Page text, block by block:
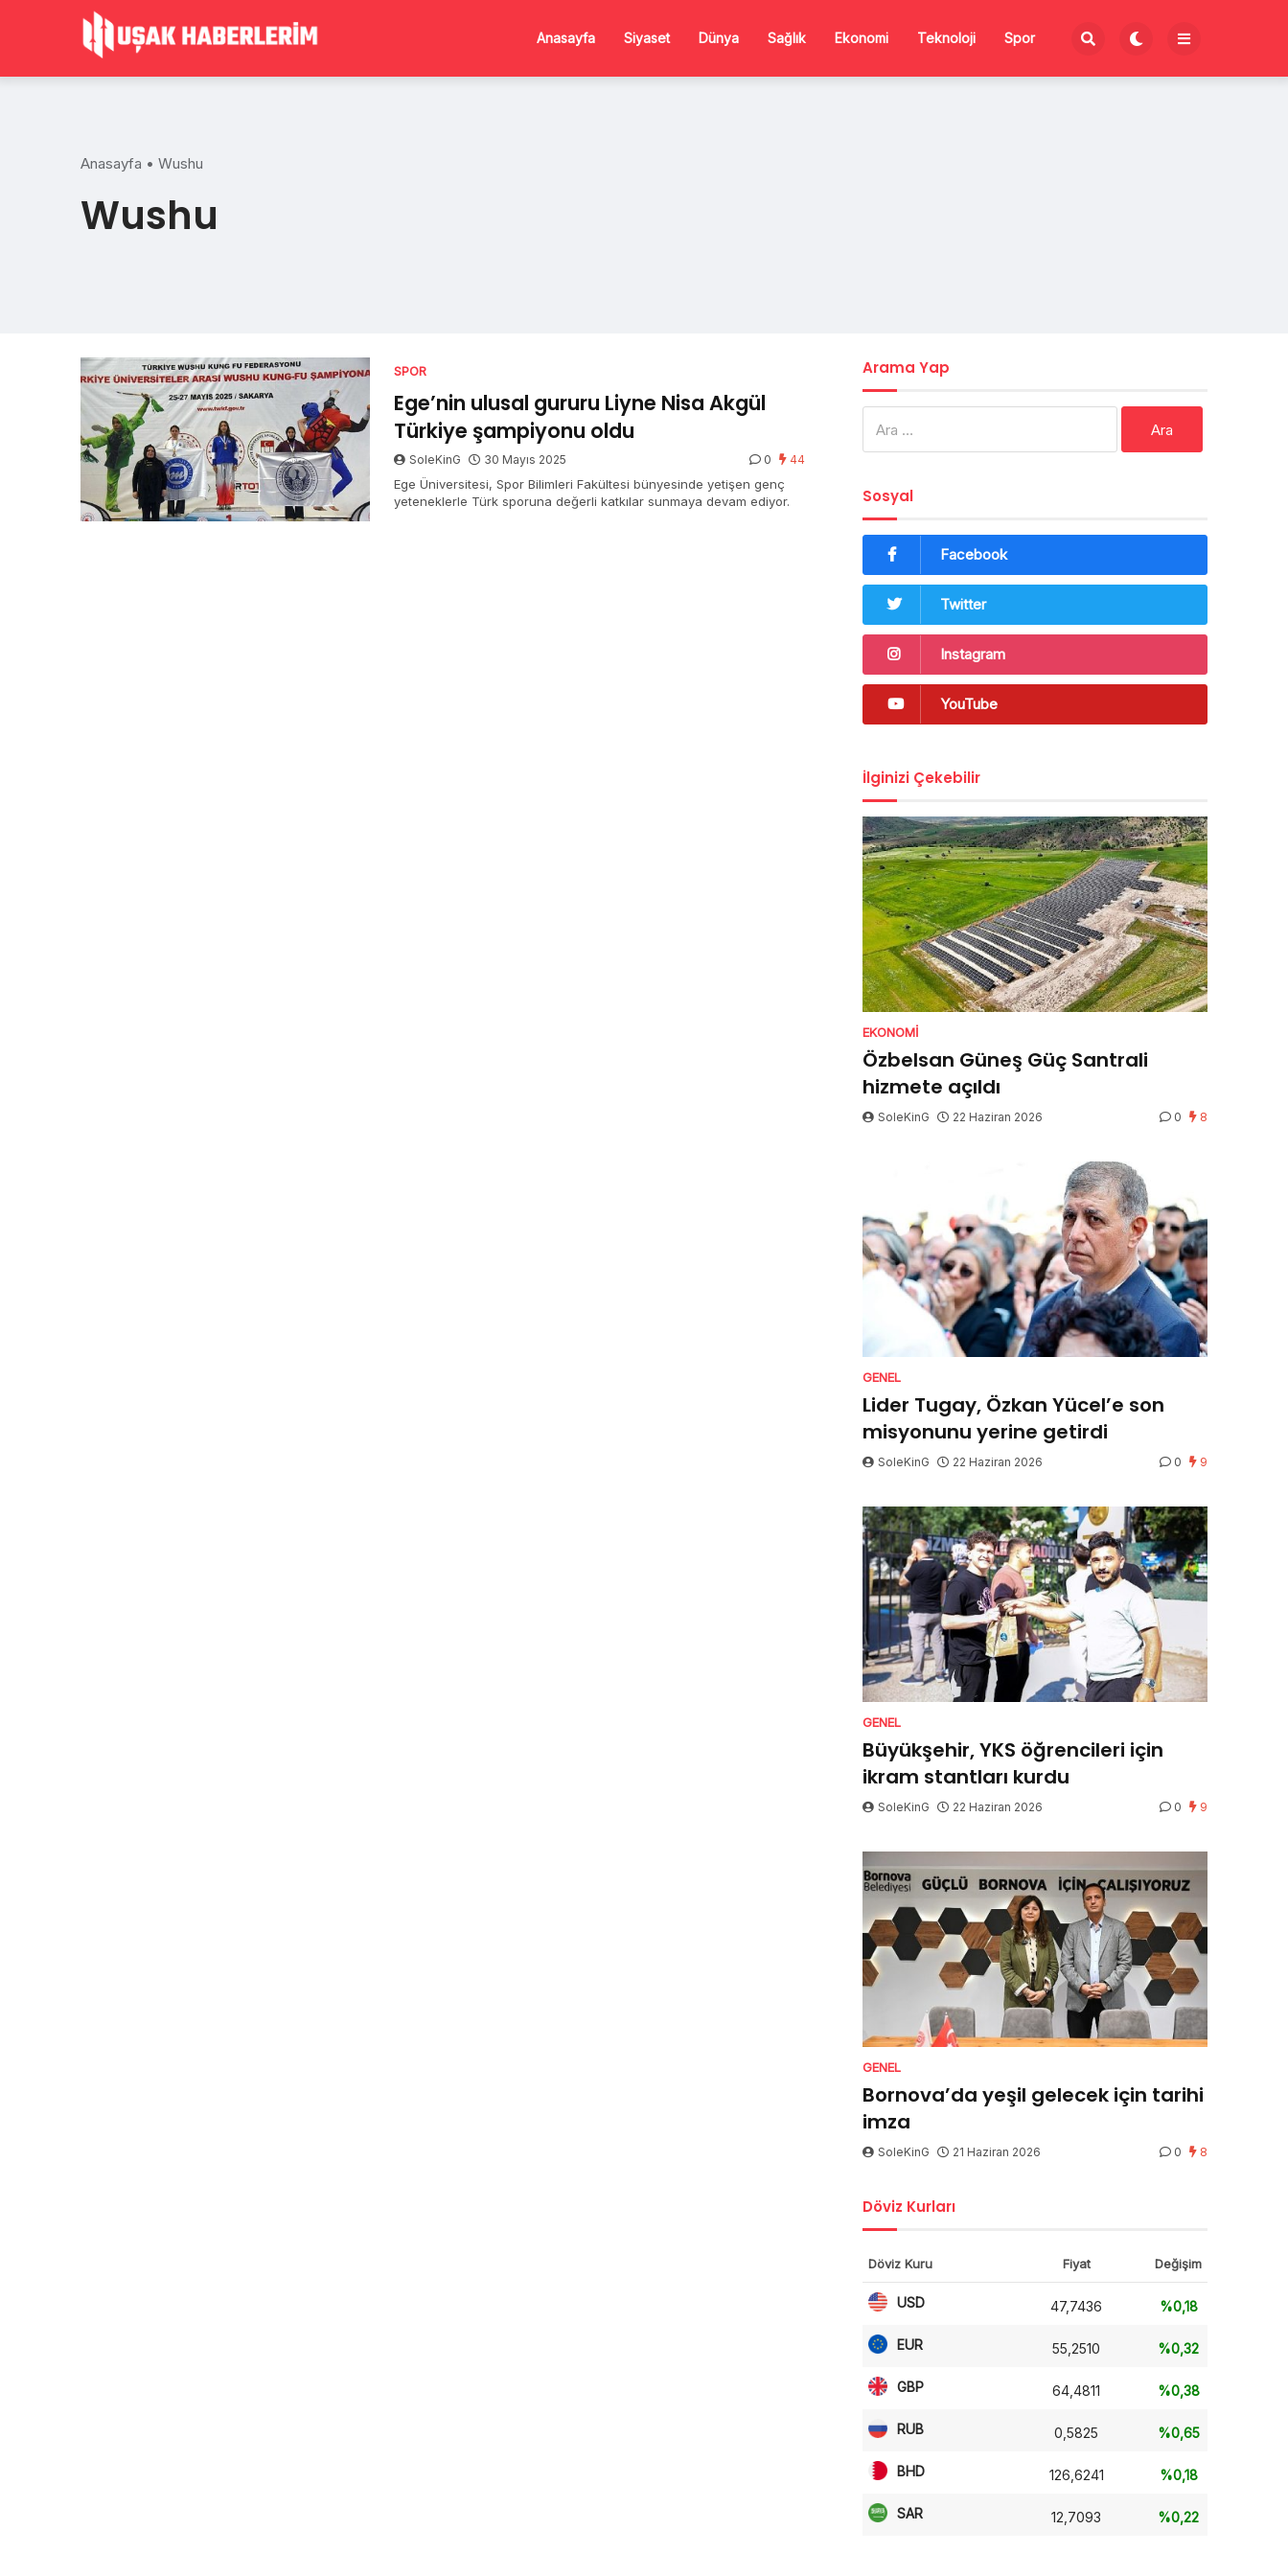
Anasayfa Siyaset Dünya Sağlık Ekonomi Teknoloji Spor
Anasayfa • Wushu
Wushu
SPOR
Ege’nin ulusal gururu Liyne Nisa Akgül
Türkiye şampiyonu oldu
SoleKinG 30 Mayıs 2025 0 44
Ege Üniversitesi, Spor Bilimleri Fakültesi bünyesinde yetişen genç
yeteneklerle Türk sporuna değerli katkılar sunmaya devam ediyor.
Arama Yap
Sosyal
Facebook
Twitter
Instagram
YouTube
İlginizi Çekebilir
EKONOMI
Özbelsan Güneş Güç Santrali
hizmete açıldı
SoleKinG 22 Haziran 2026 0 8
GENEL
Lider Tugay, Özkan Yücel’e son
misyonunu yerine getirdi
SoleKinG 22 Haziran 2026 0 9
GENEL
Büyükşehir, YKS öğrencileri için
ikram stantları kurdu
SoleKinG 22 Haziran 2026 0 9
GENEL
Bornova’da yeşil gelecek için tarihi
imza
SoleKinG 21 Haziran 2026 0 8
Döviz Kurları
Döviz Kuru Fiyat Değişim
USD 47,7436 %0,18
EUR 55,2510 %0,32
GBP 64,4811 %0,38
RUB 0,5825 %0,65
BHD 126,6241 %0,18
SAR 12,7093 %0,22